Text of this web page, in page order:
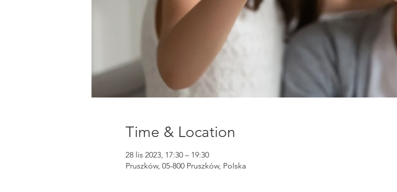
Time & Location
28 lis 2023, 17:30 – 19:30
Pruszków, 05-800 Pruszków, Polska